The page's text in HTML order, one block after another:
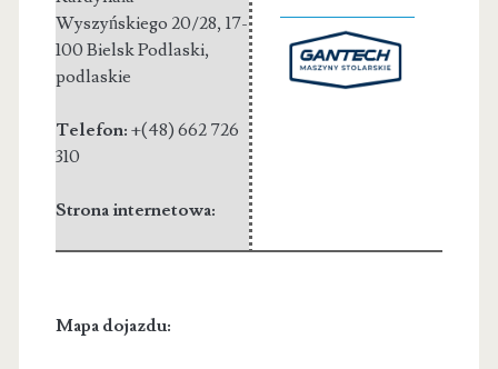
Wyszyńskiego 20/28, 17-
100 Bielsk Podlaski,
podlaskie
Telefon: +(48) 662 726
310
Strona internetowa:
Mapa dojazdu: